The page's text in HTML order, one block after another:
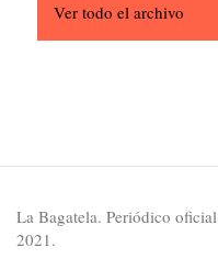
Ver todo el archivo
La Bagatela. Periódico
2021.